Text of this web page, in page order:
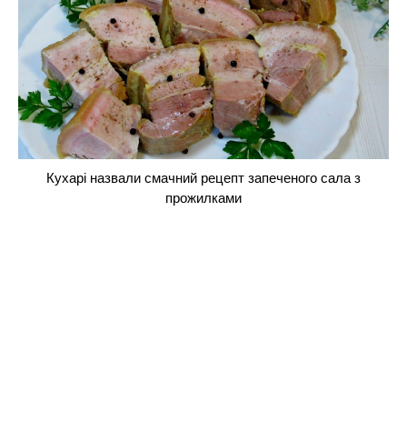
Кухарі назвали смачний рецепт запеченого сала з
прожилками